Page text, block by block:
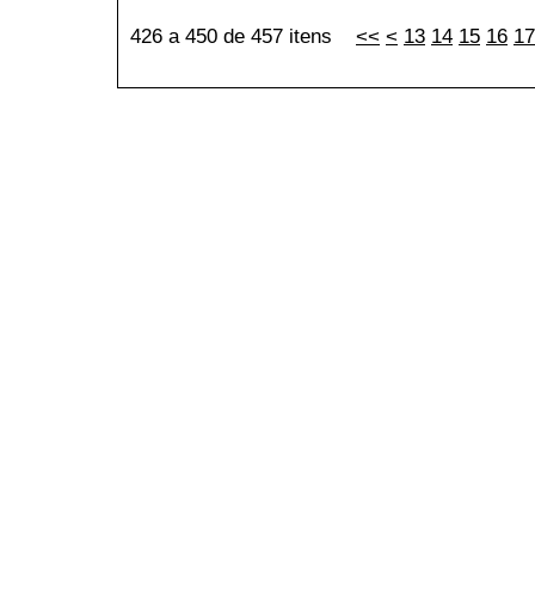
426 a 450 de 457 itens << < 13 14 15 16 17